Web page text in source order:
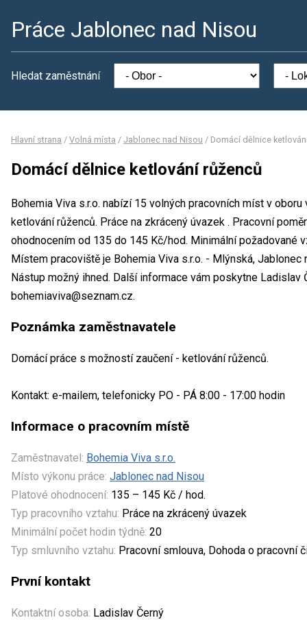
Práce Jablonec nad Nisou
Hledat zaměstnání
Hlavní strana / Volná místa / Jablonec nad Nisou / Domácí dělnice
Domácí dělnice ketlování růženců
Bohemia Viva s.r.o. nabízí 15 volných pracovních míst v
ketlování růženců. Práce na zkrácený úvazek . Pracovní
ohodnocením od 135 do 145 Kč/hod. Minimální požadované
Místem pracoviště je Bohemia Viva s.r.o. - Mlýnská,
Nástup možný ihned. Další informace vám poskytne Ladislav
bohemiaviva@seznam.cz.
Poznámka zaměstnavatele
Domácí práce s možností zaučení - ketlování růženců.
Kontakt: e-mailem, telefonicky PO - PÁ 8:00 - 17:00 hodin
Informace o pracovním místě
Zaměstnavatel: Bohemia Viva s.r.o.
Místo výkonu práce: Jablonec nad Nisou
Platové ohodnocení: 135 – 145 Kč / hod.
Typ pracovního vztahu: Práce na zkrácený úvazek
Minimální počet hodin týdně: 20
Typ smluvního vztahu: Pracovní smlouva, Dohoda o pracovní
První kontakt
Kontaktní osoba: Ladislav Černý